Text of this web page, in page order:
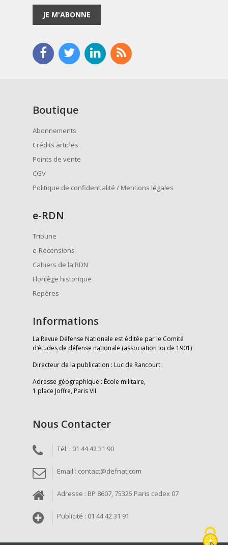
JE M'ABONNE
Boutique
Abonnements
Crédits articles
Points de vente
CGV
Politique de confidentialité / Mentions légales
e-RDN
Tribune
e-Recensions
Cahiers de la RDN
Florilège historique
Repères
Informations
La Revue Défense Nationale est éditée par le Comité
d’études de défense nationale (association loi de 1901)
Directeur de la publication : Luc de Rancourt
Adresse géographique : École militaire,
1 place Joffre, Paris VII
Nous Contacter
Tél. : 01 44 42 31 90
Email : contact@defnat.com
Adresse : BP 8607, 75325 Paris cedex 07
Publicité : 01 44 42 31 91